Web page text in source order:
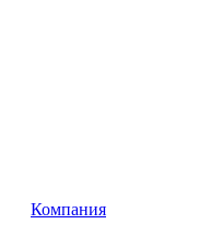
Компания